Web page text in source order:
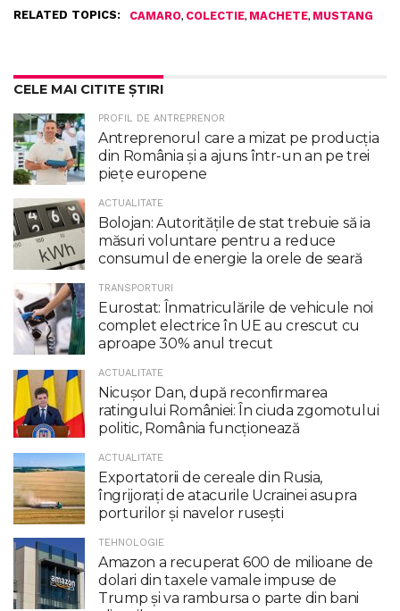
RELATED TOPICS: CAMARO, COLECTIE, MACHETE, MUSTANG
CELE MAI CITITE ȘTIRI
PROFIL DE ANTREPRENOR
Antreprenorul care a mizat pe producția
din România și a ajuns într-un an pe trei
piețe europene
ACTUALITATE
Bolojan: Autoritățile de stat trebuie să ia
măsuri voluntare pentru a reduce
consumul de energie la orele de seară
TRANSPORTURI
Eurostat: Înmatriculările de vehicule noi
complet electrice în UE au crescut cu
aproape 30% anul trecut
ACTUALITATE
Nicuşor Dan, după reconfirmarea
ratingului României: În ciuda zgomotului
politic, România funcţionează
ACTUALITATE
Exportatorii de cereale din Rusia,
îngrijorați de atacurile Ucrainei asupra
porturilor și navelor rusești
TEHNOLOGIE
Amazon a recuperat 600 de milioane de
dolari din taxele vamale impuse de
Trump şi va rambursa o parte din bani